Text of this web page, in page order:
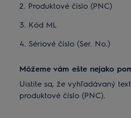
2. Produktové číslo (PNC)
3. Kód ML
4. Sériové číslo (Ser. No.)
Môžeme vám ešte nejako
Uistite sa, že vyhľadávaný
produktové číslo (PNC).